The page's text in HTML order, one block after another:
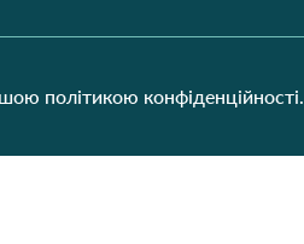
політикою конфіденційності.